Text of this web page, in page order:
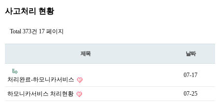
사고처리 현황
Total 373건 17 페이지
제목 날짜
처리완료-하모니카서비스
07-17
하모니카서비스 처리현황 07-25